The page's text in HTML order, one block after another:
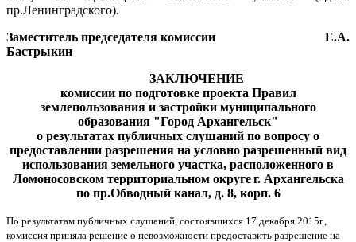
пр.Ленинградского).
Заместитель председателя комиссии Е.А.
Бастрыкин
ЗАКЛЮЧЕНИЕ
комиссии по подготовке проекта Правил
землепользования и застройки муниципального
образования "Город Архангельск"
о результатах публичных слушаний по вопросу о
предоставлении разрешения на условно разрешенный вид
использования земельного участка, расположенного в
Ломоносовском территориальном округе г. Архангельска
по пр.Обводный канал, д. 8, корп. 6
По результатам публичных слушаний, состоявшихся 17 декабря 2015г.,
комиссия приняла решение о невозможности предоставить разрешение на